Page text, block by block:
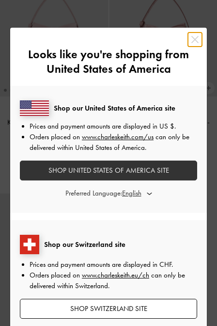
Kadee Mini-Tasche mit Rüschen
Cotton Candy Pink
CHF79.00
CHF55.30
30% Rabatt
Kadee Mini-Tasche mit Rüschen -
Aura Pink
CHF55.30
30% Rabatt
Looks like you're shopping from
United States of America
Shop our Switzerland site
Prices and payment amounts are displayed in CHF.
Orders placed on www.charleskeith.eu/ch can only be
delivered within Switzerland.
SHOP SWITZERLAND SITE
Shop our United States of America site
Prices and payment amounts are displayed in US $.
Orders placed on www.charleskeith.com/us can only be
delivered within United States of America.
SHOP UNITED STATES OF AMERICA SITE
Preferred Language: